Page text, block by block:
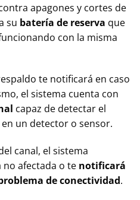
apagones y cortes de
su batería de reserva que
con la misma
te notificará en caso
el sistema cuenta con
capaz de detectar el
un detector o sensor.
canal, el sistema
no afectada o te notificará
de conectividad.